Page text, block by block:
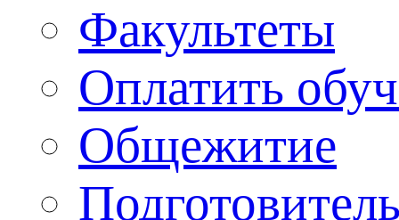
Факультеты
Оплатить
Общежитие